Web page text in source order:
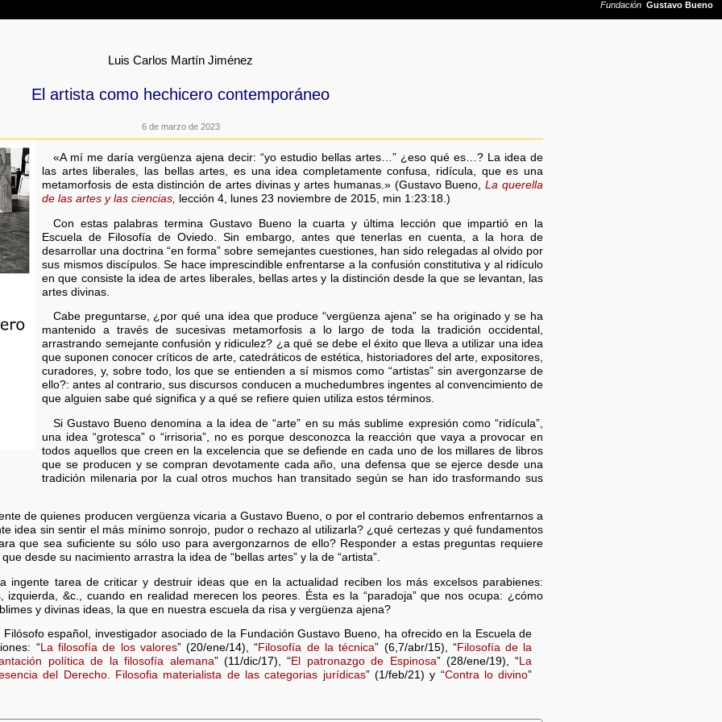
Luis Carlos Martín Jiménez
El artista como hechicero contemporáneo
6 de marzo de 2023
«A mí me daría vergüenza ajena decir: “yo estudio bellas artes…” ¿eso qué es…? La idea de
las artes liberales, las bellas artes, es una idea completamente confusa, ridícula, que es una
metamorfosis de esta distinción de artes divinas y artes humanas.» (Gustavo Bueno,La querella
de las artes y las ciencias,
lección 4, lunes 23 noviembre de 2015, min 1:23:18.)
Con estas palabras termina Gustavo Bueno la cuarta y última lección que impartió en la
Escuela de Filosofía de Oviedo. Sin embargo, antes que tenerlas en cuenta, a la hora de
desarrollar una doctrina “en forma” sobre semejantes cuestiones, han sido relegadas al olvido por
sus mismos discípulos. Se hace imprescindible enfrentarse a la confusión constitutiva y al ridículo
en que consiste la idea de artes liberales, bellas artes y la distinción desde la que se levantan, las
artes divinas.
Cabe preguntarse, ¿por qué una idea que produce “vergüenza ajena” se ha originado y se ha
mantenido a través de sucesivas metamorfosis a lo largo de toda la tradición occidental,
arrastrando semejante confusión y ridiculez? ¿a qué se debe el éxito que lleva a utilizar una idea
que suponen conocer críticos de arte, catedráticos de estética, historiadores del arte, expositores,
curadores, y, sobre todo, los que se entienden a sí mismos como “artistas” sin avergonzarse de
ello?: antes al contrario, sus discursos conducen a muchedumbres ingentes al convencimiento de
que alguien sabe qué significa y a qué se refiere quien utiliza estos términos.
Si Gustavo Bueno denomina a la idea de “arte” en su más sublime expresión como “ridícula”,
una idea “grotesca” o “irrisoria”, no es porque desconozca la reacción que vaya a provocar en
todos aquellos que creen en la excelencia que se defiende en cada uno de los millares de libros
que se producen y se compran devotamente cada año, una defensa que se ejerce desde una
tradición milenaria por la cual otros muchos han transitado según se han ido trasformando sus
de quienes producen vergüenza vicaria a Gustavo Bueno, o por el contrario debemos enfrentarnos a
idea sin sentir el más mínimo sonrojo, pudor o rechazo al utilizarla? ¿qué certezas y qué fundamentos
que sea suficiente su sólo uso para avergonzarnos de ello? Responder a estas preguntas requiere
desde su nacimiento arrastra la idea de “bellas artes” y la de “artista”.
ingente tarea de criticar y destruir ideas que en la actualidad reciben los más excelsos parabienes:
izquierda, &c., cuando en realidad merecen los peores. Ésta es la “paradoja” que nos ocupa: ¿cómo
y divinas ideas, la que en nuestra escuela da risa y vergüenza ajena?
español, investigador asociado de la Fundación Gustavo Bueno, ha ofrecido en la Escuela de
“La filosofía de los valores” (20/ene/14), “Filosofía de la técnica” (6,7/abr/15), “Filosofía de la
política de la filosofía alemana” (11/dic/17), “El patronazgo de Espinosa” (28/ene/19), “La
del Derecho. Filosofia materialista de las categorias jurídicas” (1/feb/21) y “Contra lo divino”